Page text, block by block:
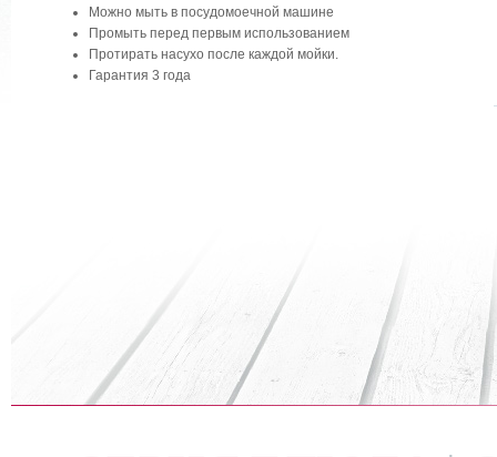
Можно мыть в посудомоечной машине
Промыть перед первым использованием
Протирать насухо после каждой мойки.
Гарантия 3 года